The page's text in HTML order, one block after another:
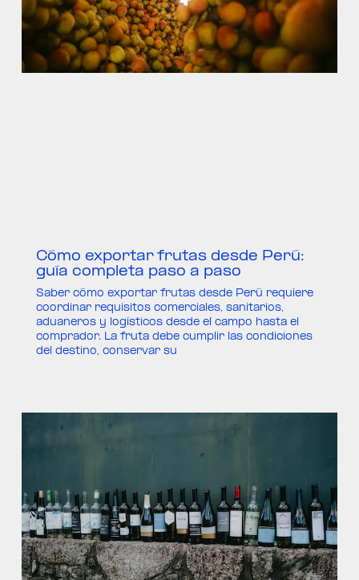
Cómo exportar frutas desde Perú:
guía completa paso a paso
Saber cómo exportar frutas desde Perú requiere
coordinar requisitos comerciales, sanitarios,
aduaneros y logísticos desde el campo hasta el
comprador. La fruta debe cumplir las condiciones
del destino, conservar su